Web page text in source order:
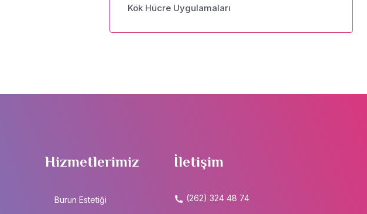
Kök Hücre Uygulamaları
Hizmetlerimiz
Burun Estetiği
İletişim
(262) 324 48 74